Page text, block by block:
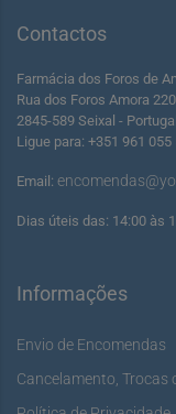
Contactos
Farmácia dos Foros de
Rua dos Foros Amora
2845-589 Seixal - Portugal
Ligue para: +351 961
Email:
Dias úteis das: 14:00 às
Informações
Envio de Encomendas
Cancelamento, Trocas